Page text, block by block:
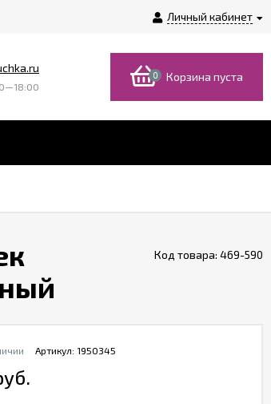
Личный кабинет
0 Корзина пуста
Код товара: 469-590
Артикул: 1950345